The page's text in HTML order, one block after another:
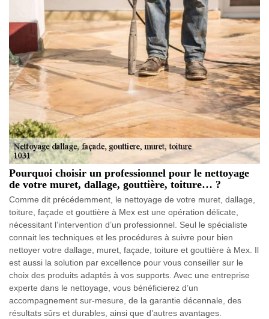
Pourquoi choisir un professionnel pour le nettoyage
de votre muret, dallage, gouttière, toiture… ?
Comme dit précédemment, le nettoyage de votre muret, dallage,
toiture, façade et gouttière à Mex est une opération délicate,
nécessitant l’intervention d’un professionnel. Seul le spécialiste
connait les techniques et les procédures à suivre pour bien
nettoyer votre dallage, muret, façade, toiture et gouttière à Mex. Il
est aussi la solution par excellence pour vous conseiller sur le
choix des produits adaptés à vos supports. Avec une entreprise
experte dans le nettoyage, vous bénéficierez d’un
accompagnement sur-mesure, de la garantie décennale, des
résultats sûrs et durables, ainsi que d’autres avantages.